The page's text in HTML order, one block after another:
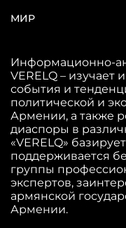
МИР
Информационно-
VERELQ –
события и
политической и
Армении, а также
диаспоры в
«VERELQ»
поддерживается
группы
экспертов,
армянской
Армении.